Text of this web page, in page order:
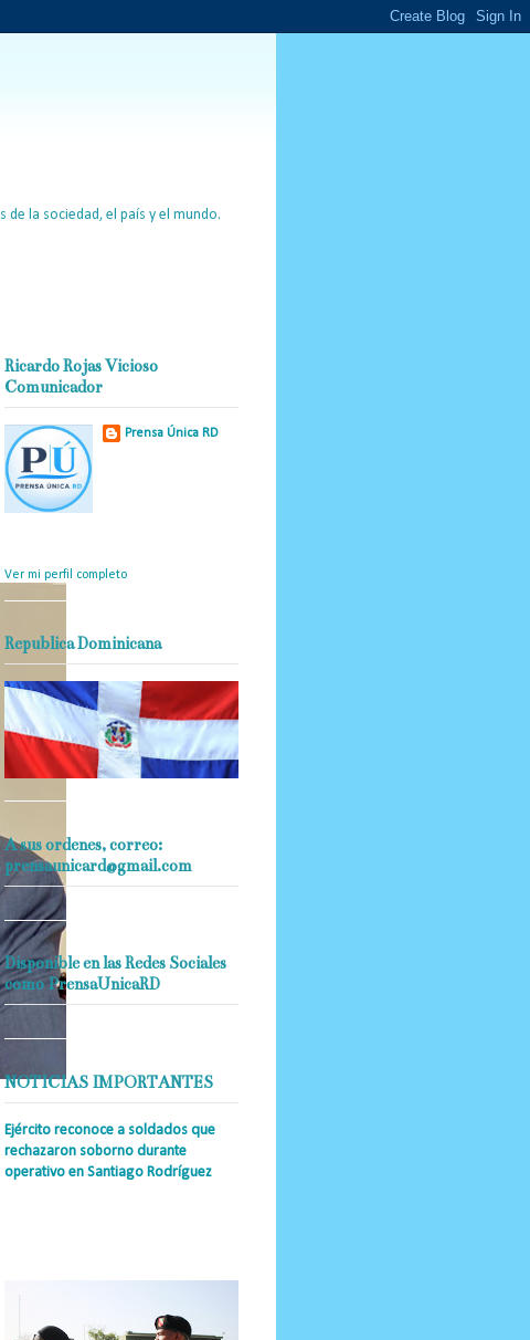
la sociedad, el país y el mundo.
Ricardo Rojas Vicioso
Comunicador
Prensa Única RD
Ver mi perfil completo
Republica Dominicana
A sus ordenes, correo:
prensaunicard@gmail.com
Disponible en las Redes Sociales
como PrensaUnicaRD
NOTICIAS IMPORTANTES
Ejército reconoce a soldados que
rechazaron soborno durante
operativo en Santiago Rodríguez